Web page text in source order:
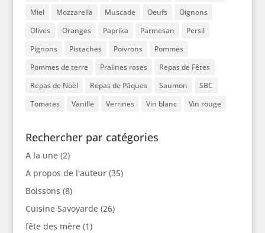
Miel
Mozzarella Muscade Oeufs
Oignons
Olives
Oranges Paprika Parmesan
Persil
Pignons
Pistaches Poivrons
Pommes
Pommes de terre
Pralines roses
Repas de Fêtes
Repas de Noël
Repas de Pâques Saumon
SBC
Tomates
Vanille Verrines Vin blanc Vin rouge
Rechercher par catégories
A la une(2)
A propos de l'auteur(35)
Boissons (8)
Cuisine Savoyarde(26)
fête des mère(1)